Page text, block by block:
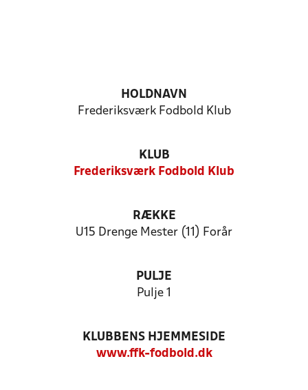
HOLDNAVN
Frederiksværk Fodbold Klub
KLUB
Frederiksværk Fodbold Klub
RÆKKE
U15 Drenge Mester (11) Forår
PULJE
Pulje 1
KLUBBENS HJEMMESIDE
www.ffk-fodbold.dk